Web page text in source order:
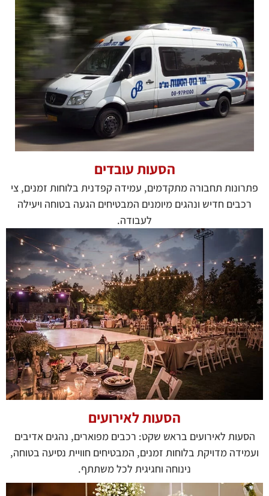
הסעות עובדים
פתרונות תחבורה מתקדמים, עמידה קפדנית בלוחות זמנים, צי
רכבים חדיש ונהגים מיומנים המבטיחים הגעה בטוחה ויעילה
לעבודה.
הסעות לאירועים
הסעות לאירועים בראש שקט: רכבים מפוארים, נהגים אדיבים
ועמידה מדויקת בלוחות זמנים, המבטיחים חוויית נסיעה בטוחה,
נינוחה וחגיגית לכל משתתף.